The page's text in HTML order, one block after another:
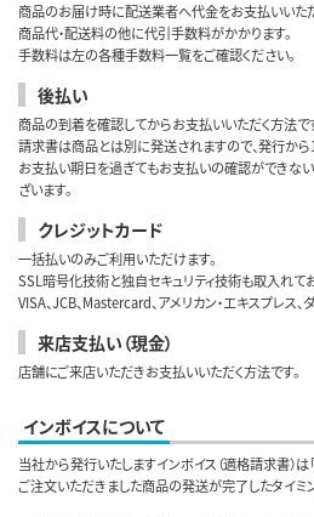
商品のお届け時に配送業者へ代金をお支払いいただ
商品代・配送料の他に代引手数料がかかります。
手数料は左の各種手数料一覧をご確認ください。
後払い
商品の到着を確認してからお支払いいただく方法で
請求書は商品とは別に発送されますので、発行か
お支払い期日を過ぎてもお支払いの確認ができな
ざいます。
クレジットカード
一括払いのみご利用いただけます。
SSL暗号化技術と独自セキュリティ技術も取入れてお
VISA、JCB、Mastercard、アメリカン・エキスプレス、
来店支払い（現金）
店舗にご来店いただきお支払いいただく方法です。
インボイスについて
当社から発行いたしますインボイス（適格請求書）は
ご注文いただきました商品の発送が完了したタイミ